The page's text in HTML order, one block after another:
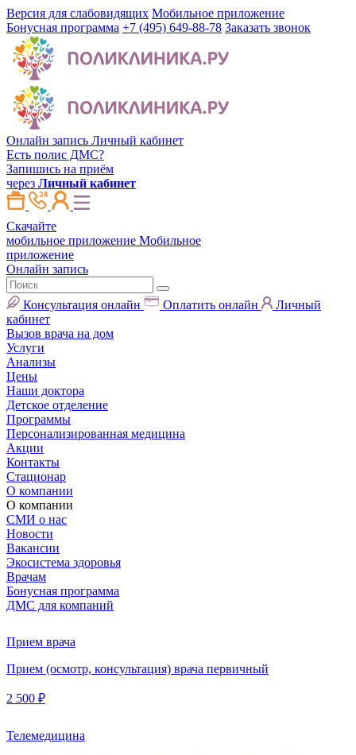
Версия для слабовидящих Мобильное приложение
Бонусная программа +7 (495) 649-88-78 Заказать звонок
Онлайн запись Личный кабинет
Есть полис ДМС?
Запишись на приём
через Личный кабинет
Скачайте
мобильное приложение Мобильное
приложение
Онлайн запись
Консультация онлайн Оплатить онлайн
Личный
кабинет
Вызов врача на дом
Услуги
Анализы
Цены
Наши доктора
Детское отделение
Программы
Персонализированная медицина
Акции
Контакты
Стационар
О компании
О компании
СМИ о нас
Новости
Вакансии
Экосистема здоровья
Врачам
Бонусная программа
ДМС для компаний
Прием врача
Прием (осмотр, консультация) врача первичный
2 500 ₽
Телемедицина